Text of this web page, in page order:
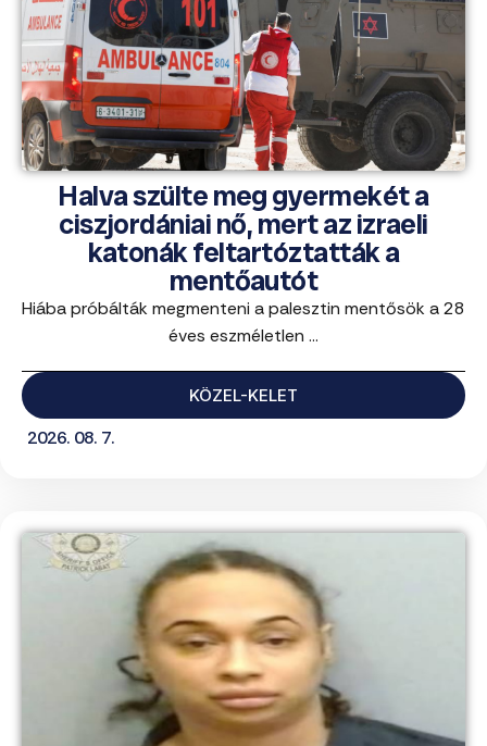
Halva szülte meg gyermekét a
ciszjordániai nő, mert az izraeli
katonák feltartóztatták a
mentőautót
Hiába próbálták megmenteni a palesztin mentősök a 28
éves eszméletlen ...
KÖZEL-KELET
2026. 08. 7.